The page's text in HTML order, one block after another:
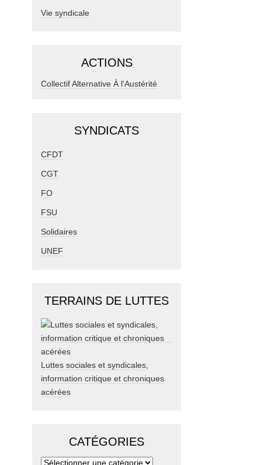
Vie syndicale
ACTIONS
Collectif Alternative À l'Austérité
SYNDICATS
CFDT
CGT
FO
FSU
Solidaires
UNEF
TERRAINS DE LUTTES
Luttes sociales et syndicales,
information critique et chroniques
acérées
CATÉGORIES